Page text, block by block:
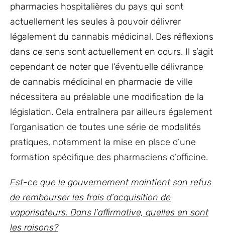
pharmacies hospitalières du pays qui sont
actuellement les seules à pouvoir délivrer
légalement du cannabis médicinal. Des réflexions
dans ce sens sont actuellement en cours. Il s’agit
cependant de noter que l’éventuelle délivrance
de cannabis médicinal en pharmacie de ville
nécessitera au préalable une modification de la
législation. Cela entraînera par ailleurs également
l’organisation de toutes une série de modalités
pratiques, notamment la mise en place d’une
formation spécifique des pharmaciens d’officine.
Est-ce que le gouvernement maintient son refus
de rembourser les frais d’acquisition de
vaporisateurs. Dans l’affirmative, quelles en sont
les raisons?